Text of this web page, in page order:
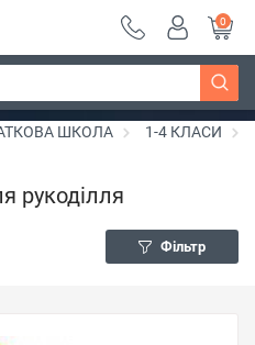
0
ШКОЛА 1-4 КЛАСИ
рукоділля
Фільтр